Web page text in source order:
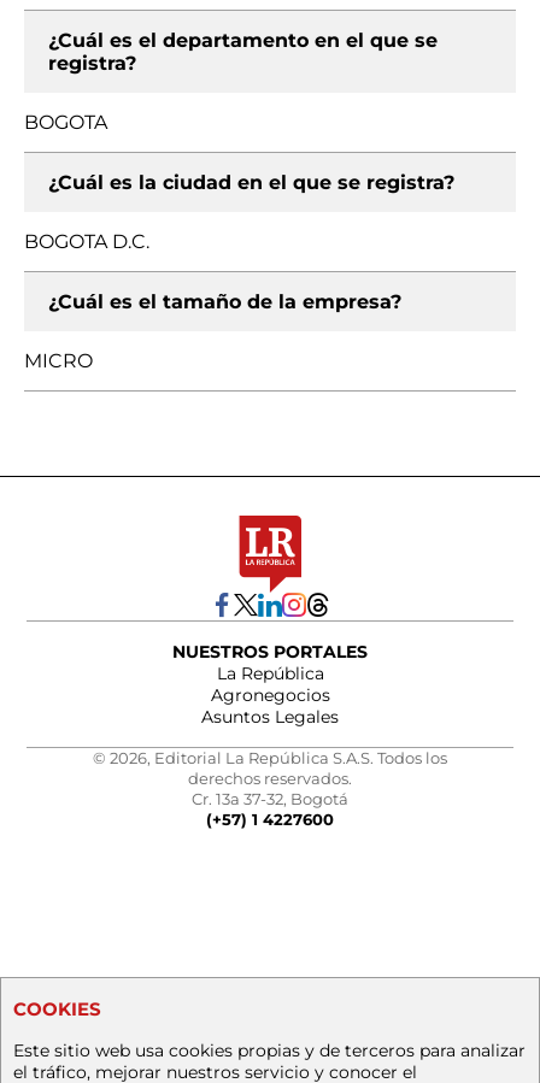
¿Cuál es el departamento en el que se
registra?
BOGOTA
¿Cuál es la ciudad en el que se registra?
BOGOTA D.C.
¿Cuál es el tamaño de la empresa?
MICRO
NUESTROS PORTALES
La República
Agronegocios
Asuntos Legales
© 2026, Editorial La República S.A.S. Todos los
derechos reservados.
Cr. 13a 37-32, Bogotá
(+57) 1 4227600
COOKIES
Este sitio web usa cookies propias y de terceros para analizar
el tráfico, mejorar nuestros servicio y conocer el